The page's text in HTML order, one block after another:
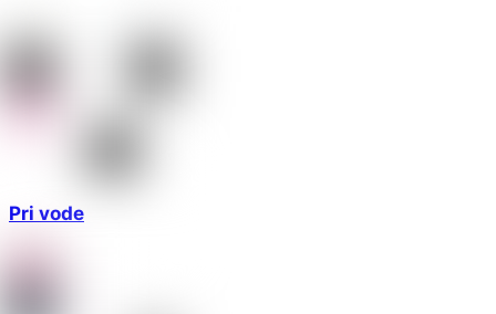
Pri vode